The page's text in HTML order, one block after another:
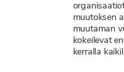
muutoksen
muutaman
kokeilevat
kerralla